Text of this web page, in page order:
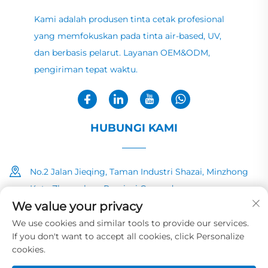
Kami adalah produsen tinta cetak profesional
yang memfokuskan pada tinta air-based, UV,
dan berbasis pelarut. Layanan OEM&ODM,
pengiriman tepat waktu.
HUBUNGI KAMI
No.2 Jalan Jieqing, Taman Industri Shazai, Minzhong
Kota Zhongshan, Provinsi Guangdong
+86-13726040081
[email protected]
We value your privacy
We use cookies and similar tools to provide our services.
If you don't want to accept all cookies, click Personalize
cookies.